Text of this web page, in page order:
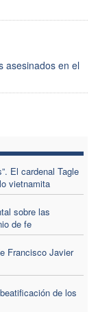
asesinados en el
El cardenal Tagle
vietnamita
sobre las
de fe
Francisco Javier
de los